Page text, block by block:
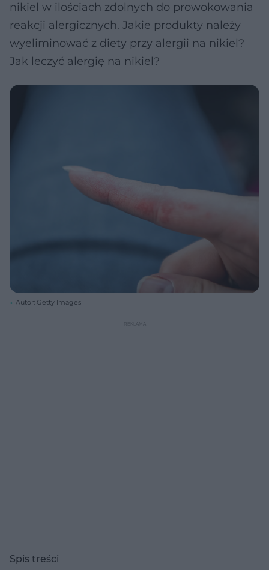
nikiel w ilościach zdolnych do prowokowania
reakcji alergicznych. Jakie produkty należy
wyeliminować z diety przy alergii na nikiel?
Jak leczyć alergię na nikiel?
Autor: Getty Images
Spis treści